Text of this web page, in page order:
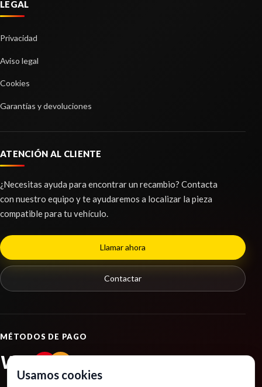
BRAZO SUSPENSION DELANTERO
IZQUIERDO
BRAZO SUSPENSION DELANTERO IZQUIERDO
NISSAN QASHQAI II (J11, J11_) 1.3 DIG-T
LEGAL
Privacidad
Aviso legal
Cookies
Garantías y devoluciones
ATENCIÓN AL CLIENTE
¿Necesitas ayuda para encontrar un recambio? Contacta
con nuestro equipo y te ayudaremos a localizar la pieza
compatible para tu vehículo.
Llamar ahora
Contactar
MÉTODOS DE PAGO
VISA PayPal
Usamos cookies